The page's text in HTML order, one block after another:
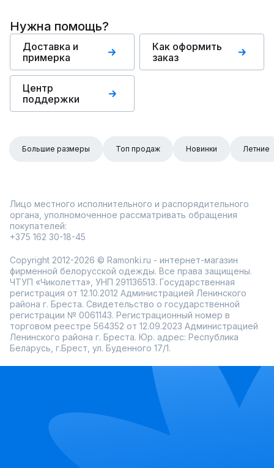
Нужна помощь?
Доставка и
примерка
Как оформить
заказ
Центр
поддержки
Большие размеры Топ продаж Новинки Летние
Лицо местного исполнительного и распорядительного
органа, уполномоченное рассматривать обращения
покупателей:
+375 162 30-18-45
Copyright 2012-2026 © Ramonki.ru - интернет-магазин
фирменной белорусской одежды. Все права защищены.
ЧТУП «Чиколетта», УНП 291136513. Государственная
регистрация от 12.10.2012 Администрацией Ленинского
района г. Бреста. Свидетельство о государственной
регистрации № 0061143. Регистрационный номер в
торговом реестре 564352 от 12.09.2023 Администрацией
Ленинского района г. Бреста. Юр. адрес: Республика
Беларусь, г.Брест, ул. Буденного 17/1.